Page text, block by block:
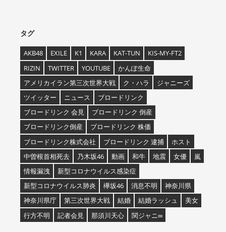
タグ
AKB48 EXILE K1 KARA KAT-TUN
KIS-MY-FT2
RIZIN
TWITTER YOUTUBE
かんぽ生命
アメリカイラン第三次世界大戦
ク・ハラ
ジャニーズ
ツイッター
ニュース
ブロードリンク
ブロードリンク 会見
ブロードリンク 倒産
ブロードリンク倒産
ブロードリンク 株価
ブロードリンク株式会社
ブロードリンク 逮捕
ホスト
中曽根首相死去
乃木坂46 動画 和牛 地震 女優
嵐
情報漏洩
新型コロナウイルス感染症
新型コロナウイルス肺炎
欅坂46 消息不明
神奈川県
神奈川県庁
第三次世界大戦 結婚 結婚ラッシュ
美女
行方不明
記者会見 那須川天心 関ジャニ∞